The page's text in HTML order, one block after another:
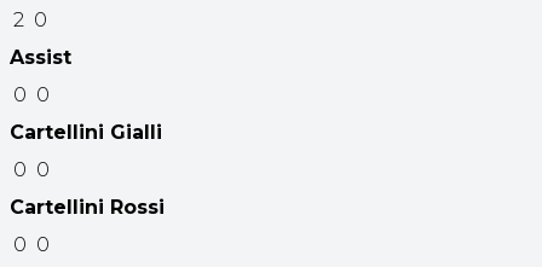
2 0
Assist
0 0
Cartellini Gialli
0 0
Cartellini Rossi
0 0